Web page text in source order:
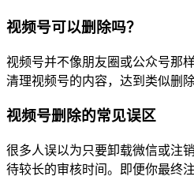
视频号可以删除吗？
视频号并不像朋友圈或公众号那
清理视频号的内容，达到类似删
视频号删除的常见误区
很多人误以为只要卸载微信或注
待较长的审核时间。即便你最终